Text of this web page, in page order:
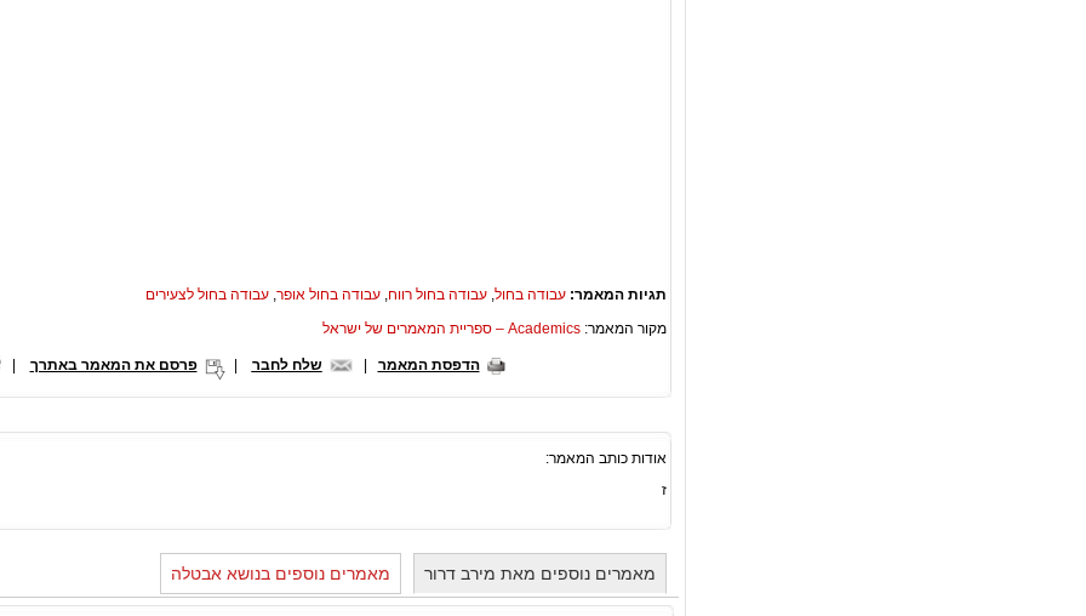
תגיות המאמר: עבודה בחול, עבודה בחול רווח, עבודה בחול אופר, עבודה בחול לצעירים
מקור המאמר: Academics – ספריית המאמרים של ישראל
הדפסת המאמר שלח לחבר פרסם את המאמר באתרך |
אודות כותב המאמר:
ז
מאמרים נוספים מאת מירב דרור מאמרים נוספים בנושא אבטלה